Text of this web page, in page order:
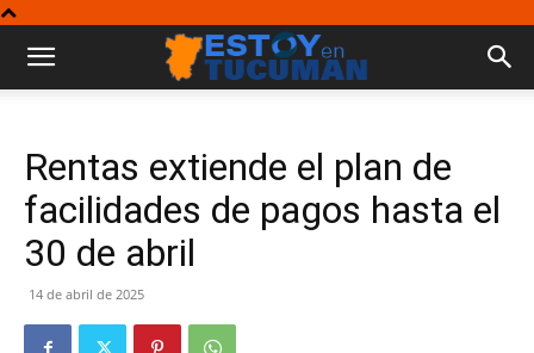
Rentas extiende el plan de
facilidades de pagos hasta el
30 de abril
14 de abril de 2025